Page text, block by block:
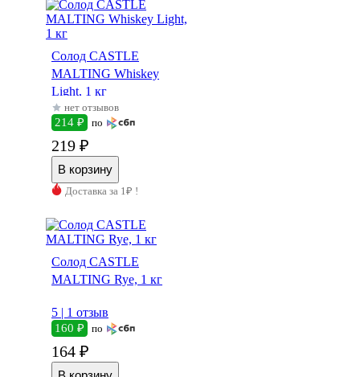
Солод CASTLE
MALTING Whiskey
Light, 1 кг
нет отзывов
214 ₽ по
219 ₽
Доставка за 1₽ !
Солод CASTLE
MALTING Rye, 1 кг
5 | 1 отзыв
160 ₽ по
164 ₽